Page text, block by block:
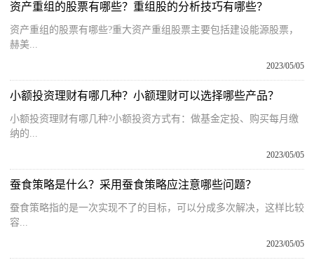
资产重组的股票有哪些？重组股的分析技巧有哪些？
资产重组的股票有哪些?重大资产重组股票主要包括建设能源股票，
赫美...
2023/05/05
小额投资理财有哪几种？小额理财可以选择哪些产品？
小额投资理财有哪几种?小额投资方式有：做基金定投、购买每月缴
纳的...
2023/05/05
蚕食策略是什么？采用蚕食策略应注意哪些问题？
蚕食策略指的是一次实现不了的目标，可以分成多次解决，这样比较
容...
2023/05/05